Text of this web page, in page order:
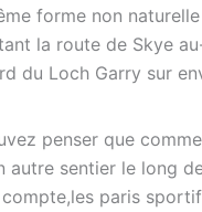
forme non
la route de Skye
du Loch Garry sur
penser que
sentier le long
paris